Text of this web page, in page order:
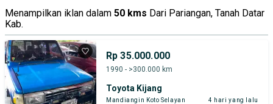
Menampilkan iklan dalam 50 kms Dari Pariangan, Tanah Datar
Kab.
Rp 35.000.000
1990 - >300.000 km
Toyota Kijang
Mandiangin Koto Selayan 4 hari yang lalu